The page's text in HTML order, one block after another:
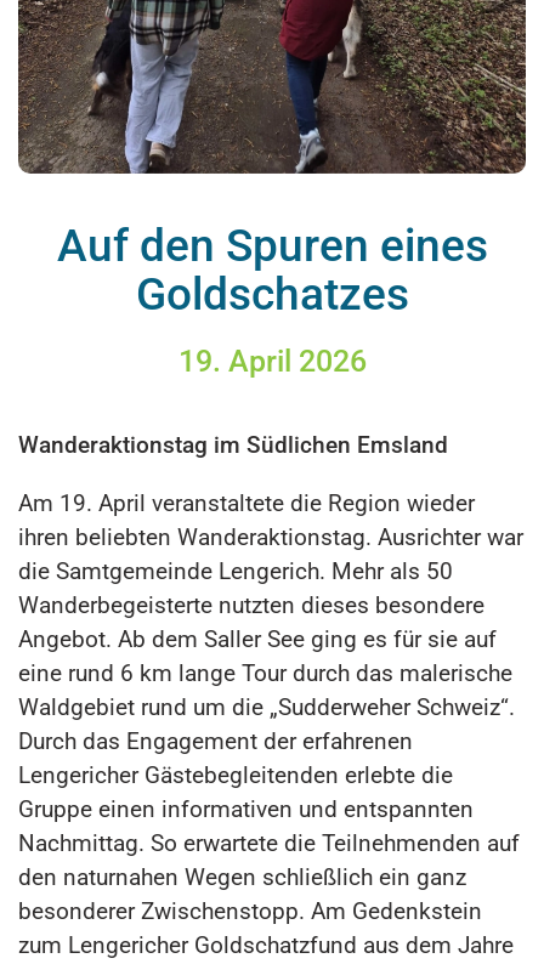
Auf den Spuren eines
Goldschatzes
19. April 2026
Wanderaktionstag im Südlichen Emsland
Am 19. April veranstaltete die Region wieder
ihren beliebten Wanderaktionstag. Ausrichter war
die Samtgemeinde Lengerich. Mehr als 50
Wanderbegeisterte nutzten dieses besondere
Angebot. Ab dem Saller See ging es für sie auf
eine rund 6 km lange Tour durch das malerische
Waldgebiet rund um die „Sudderweher Schweiz“.
Durch das Engagement der erfahrenen
Lengericher Gästebegleitenden erlebte die
Gruppe einen informativen und entspannten
Nachmittag. So erwartete die Teilnehmenden auf
den naturnahen Wegen schließlich ein ganz
besonderer Zwischenstopp. Am Gedenkstein
zum Lengericher Goldschatzfund aus dem Jahre